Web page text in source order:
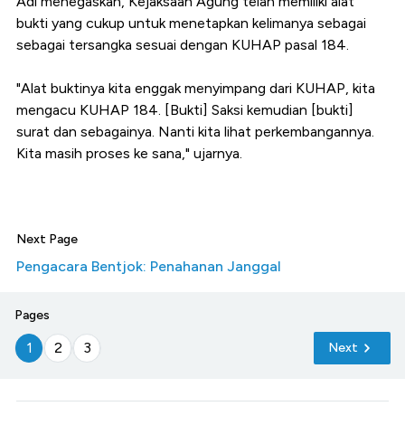
bukti yang cukup untuk menetapkan kelimanya sebagai
sebagai tersangka sesuai dengan KUHAP pasal 184.
"Alat buktinya kita enggak menyimpang dari KUHAP, kita
mengacu KUHAP 184. [Bukti] Saksi kemudian [bukti]
surat dan sebagainya. Nanti kita lihat perkembangannya.
Kita masih proses ke sana," ujarnya.
Next Page
Pengacara Bentjok: Penahanan Janggal
Pages
1 2 3 Next